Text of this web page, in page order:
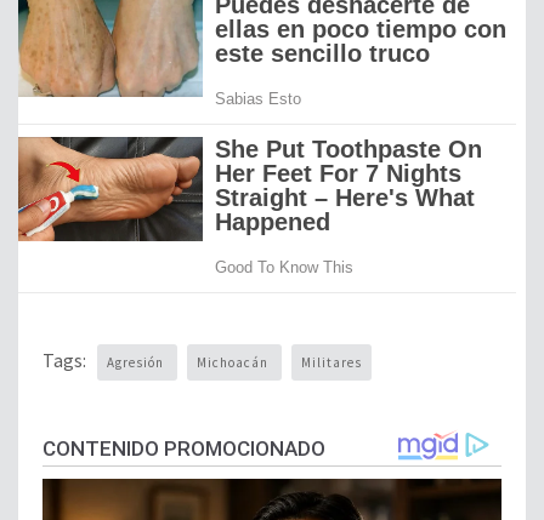
Tags: Agresión Michoacán Militares
CONTENIDO PROMOCIONADO